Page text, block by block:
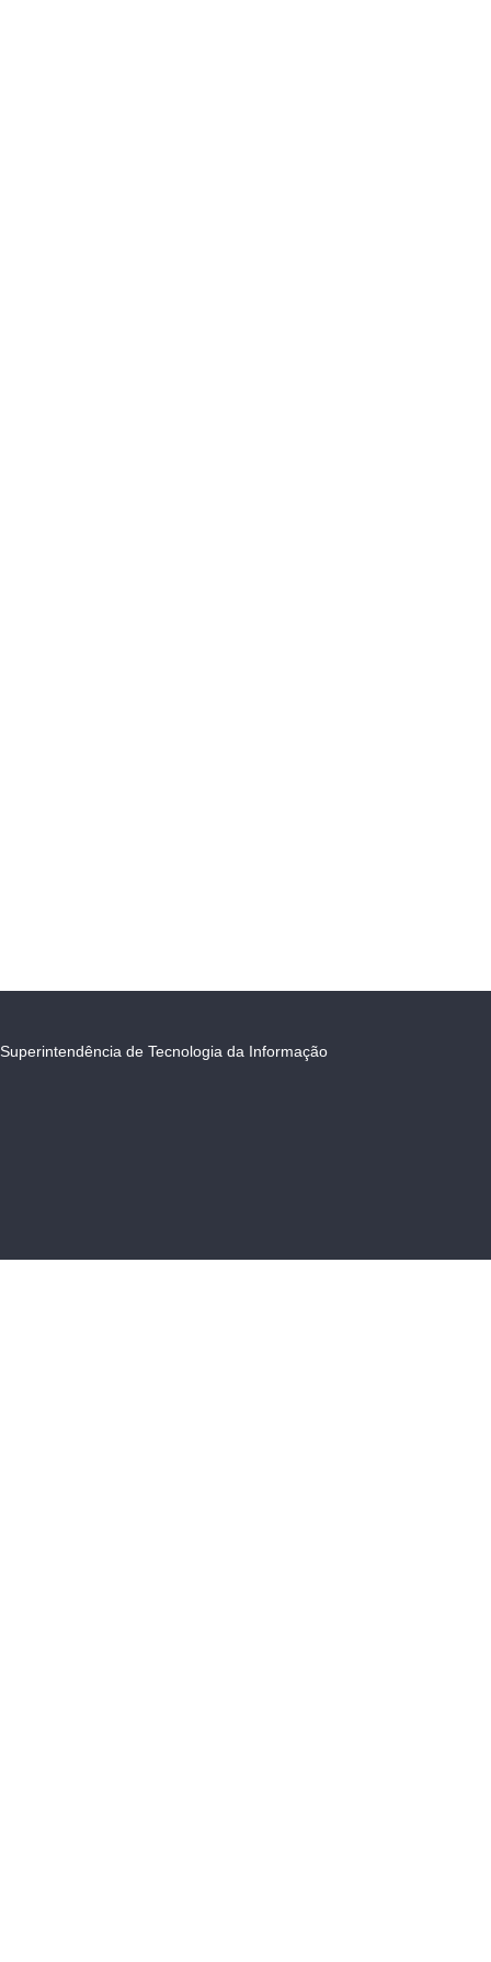
Superintendência de Tecnologia da Informação